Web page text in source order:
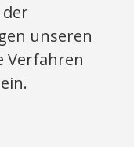
der
unseren
Verfahren